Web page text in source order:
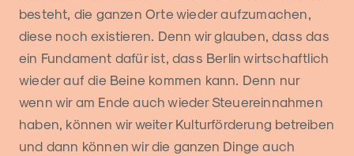
besteht, die ganzen Orte wieder aufzumachen,
diese noch existieren. Denn wir glauben, dass das
ein Fundament dafür ist, dass Berlin wirtschaftlich
wieder auf die Beine kommen kann. Denn nur
wenn wir am Ende auch wieder Steuereinnahmen
haben, können wir weiter Kulturförderung betreiben
und dann können wir die ganzen Dinge auch